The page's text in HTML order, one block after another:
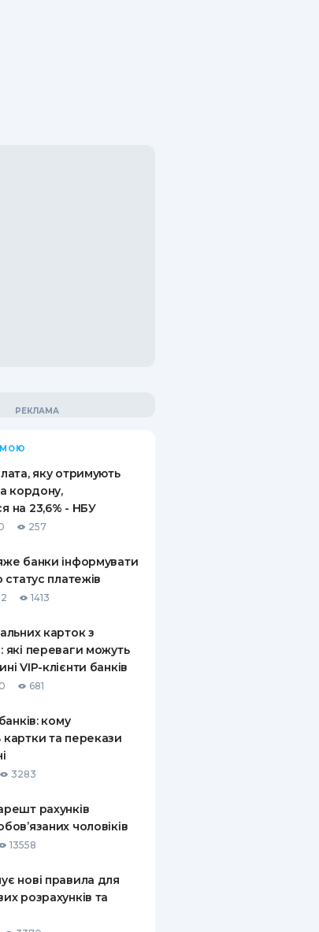
яку отримують
кордону,
на 23,6% - НБУ
257
банки інформувати
статус платежів
1413
карток з
які переваги можуть
VIP-клієнти банків
681
кому
картки та перекази
3283
рахунків
чоловіків
13558
нові правила для
розрахунків та